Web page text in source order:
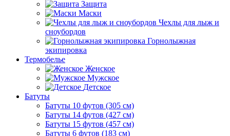
Защита
Маски
Чехлы для лыж и
сноубордов
Горнолыжная
экипировка
Термобелье
Женское
Мужское
Детское
Батуты
Батуты 10 футов (305 см)
Батуты 14 футов (427 см)
Батуты 15 футов (457 см)
Батуты 6 футов (183 см)